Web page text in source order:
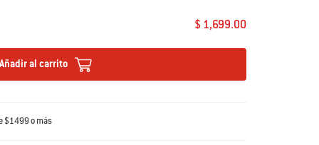
$ 1,699.00
Añadir al carrito
$1499 o más